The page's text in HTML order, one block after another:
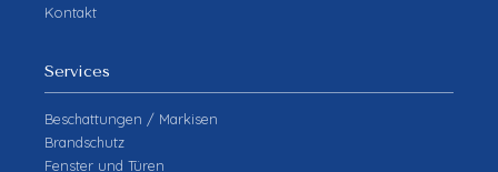
Kontakt
Services
Beschattungen / Markisen
Brandschutz
Fenster und Türen